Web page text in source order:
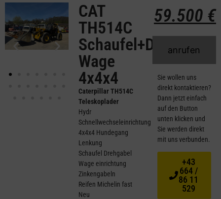
CAT
TH514C
Schaufel+DrehGabel
Wage
4x4x4
Caterpillar TH514C
Teleskoplader
Hydr
Schnellwechseleinrichtung
4x4x4 Hundegang
Lenkung
Schaufel Drehgabel
Wage einrichtung
Zinkengabeln
Reifen Michelin fast
Neu
59.500 €
anrufen
Sie wollen uns
direkt kontaktieren?
Dann jetzt einfach
auf den Button
unten klicken und
Sie werden direkt
mit uns verbunden.
+43
664 /
86 11
529